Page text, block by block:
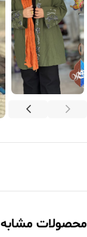
محصولات مشابه